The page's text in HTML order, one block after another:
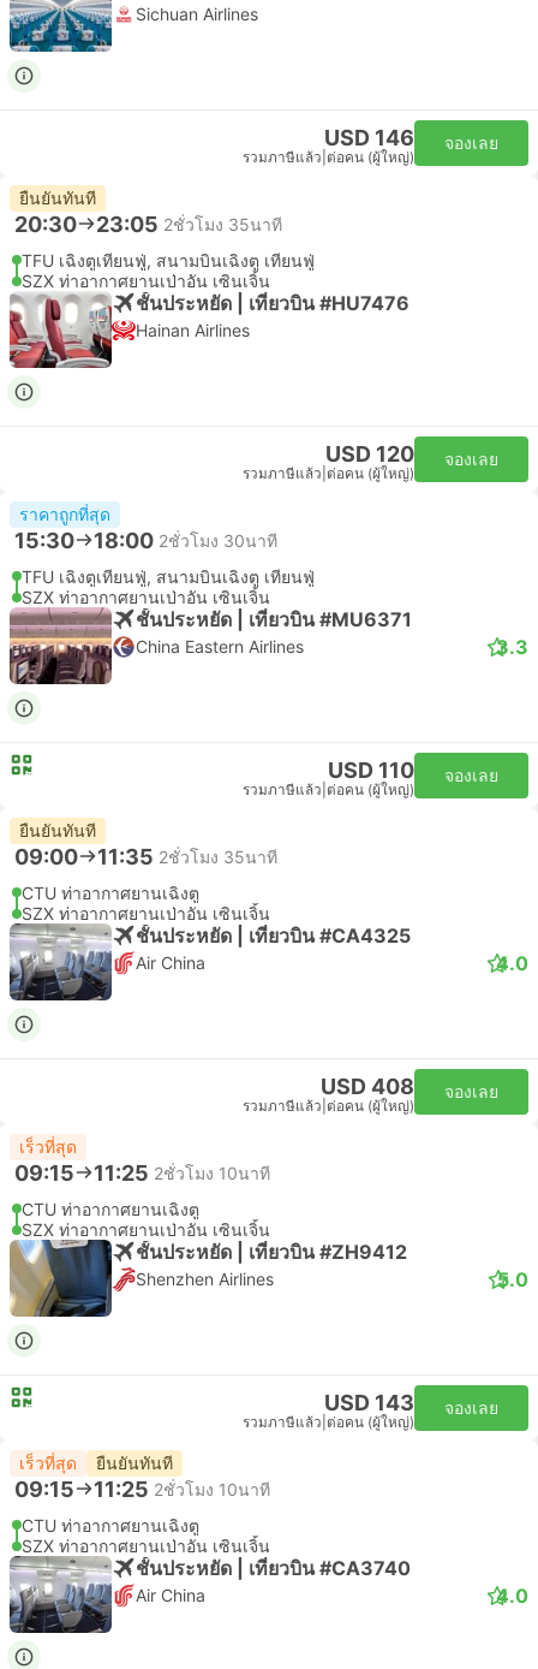
Sichuan Airlines
USD 146
รวมภาษีแล้ว ต่อคน (ผู้ใหญ่)
จองเลย
ยืนยันทันที
20:30 23:05 2ชั่วโมง 35นาที
TFU เฉิงตูเทียนฟู่, สนามบินเฉิงตู เทียนฟู่
SZX ท่าอากาศยานเป่าอัน เซินเจิ้น
ชั้นประหยัด | เที่ยวบิน #HU7476
Hainan Airlines
USD 120
รวมภาษีแล้ว ต่อคน (ผู้ใหญ่)
จองเลย
ราคาถูกที่สุด
15:30 18:00 2ชั่วโมง 30นาที
TFU เฉิงตูเทียนฟู่, สนามบินเฉิงตู เทียนฟู่
SZX ท่าอากาศยานเป่าอัน เซินเจิ้น
ชั้นประหยัด | เที่ยวบิน #MU6371
China Eastern Airlines 3.3
USD 110
รวมภาษีแล้ว ต่อคน (ผู้ใหญ่)
จองเลย
ยืนยันทันที
09:00 11:35 2ชั่วโมง 35นาที
CTU ท่าอากาศยานเฉิงตู
SZX ท่าอากาศยานเป่าอัน เซินเจิ้น
ชั้นประหยัด | เที่ยวบิน #CA4325
Air China 4.0
USD 408
รวมภาษีแล้ว ต่อคน (ผู้ใหญ่)
จองเลย
เร็วที่สุด
09:15 11:25 2ชั่วโมง 10นาที
CTU ท่าอากาศยานเฉิงตู
SZX ท่าอากาศยานเป่าอัน เซินเจิ้น
ชั้นประหยัด | เที่ยวบิน #ZH9412
Shenzhen Airlines 5.0
USD 143
รวมภาษีแล้ว ต่อคน (ผู้ใหญ่)
จองเลย
เร็วที่สุด ยืนยันทันที
09:15 11:25 2ชั่วโมง 10นาที
CTU ท่าอากาศยานเฉิงตู
SZX ท่าอากาศยานเป่าอัน เซินเจิ้น
ชั้นประหยัด | เที่ยวบิน #CA3740
Air China 4.0